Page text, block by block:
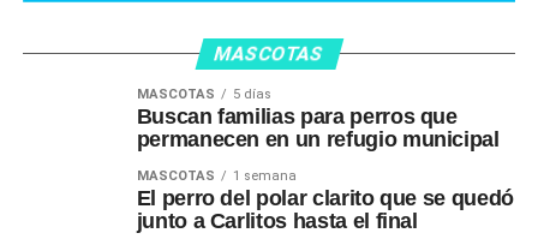
MASCOTAS
MASCOTAS 5 días
Buscan familias para perros que
permanecen en un refugio municipal
MASCOTAS 1 semana
El perro del polar clarito que se quedó
junto a Carlitos hasta el final